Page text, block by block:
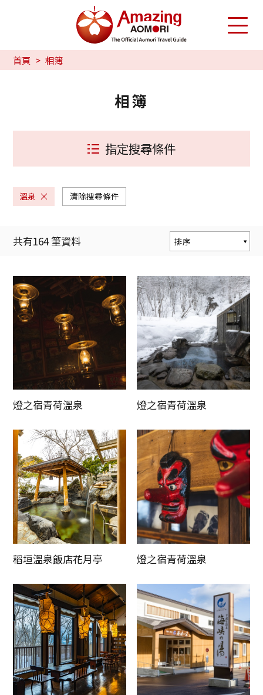
首頁 相簿
相簿
指定搜尋條件
溫泉 清除搜尋條件
共有164筆資料
排序
更新時間
燈之宿青荷溫泉 燈之宿青荷溫泉
稻垣溫泉飯店花月亭 燈之宿青荷溫泉